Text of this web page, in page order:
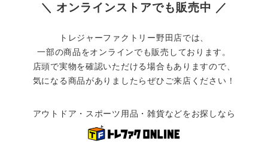
＼ オンラインストアでも販売中 ／
トレジャーファクトリー野田店では、
一部の商品をオンラインでも販売しております。
店頭で実物を確認いただける場合もありますので、
気になる商品がありましたらぜひご来店ください！
アウトドア・スポーツ用品・雑貨などをお探しなら